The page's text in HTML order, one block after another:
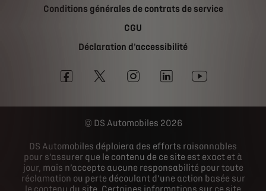
Conditions générales de contrats de service
CGU
Déclaration d'accessibilité
DS Automobiles 2026
DS Automobiles déploiera des efforts raisonnables
pour s’assurer que le contenu de ce site est exact et à
jour, mais n’accepte aucune responsabilité pour toute
réclamation ou perte découlant d’une action basée sur